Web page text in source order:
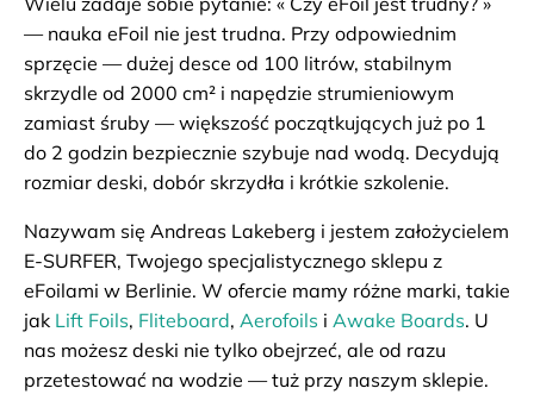
— nauka eFoil nie jest trudna. Przy odpowiednim
sprzęcie — dużej desce od 100 litrów, stabilnym
skrzydle od 2000 cm² i napędzie strumieniowym
zamiast śruby — większość początkujących już po 1
do 2 godzin bezpiecznie szybuje nad wodą. Decydują
rozmiar deski, dobór skrzydła i krótkie szkolenie.
Nazywam się Andreas Lakeberg i jestem założycielem
E-SURFER, Twojego specjalistycznego sklepu z
eFoilami w Berlinie. W ofercie mamy różne marki, takie
jak Lift Foils, Fliteboard, Aerofoils i Awake Boards. U
nas możesz deski nie tylko obejrzeć, ale od razu
przetestować na wodzie — tuż przy naszym sklepie.